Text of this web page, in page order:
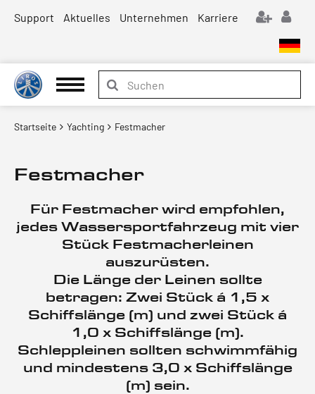
Support Aktuelles Unternehmen Karriere
Startseite Yachting Festmacher
Festmacher
Für Festmacher wird empfohlen,
jedes Wassersportfahrzeug mit vier
Stück Festmacherleinen
auszurüsten.
Die Länge der Leinen sollte
betragen: Zwei Stück á 1,5 x
Schiffslänge (m) und zwei Stück á
1,0 x Schiffslänge (m).
Schleppleinen sollten schwimmfähig
und mindestens 3,0 x Schiffslänge
(m) sein.